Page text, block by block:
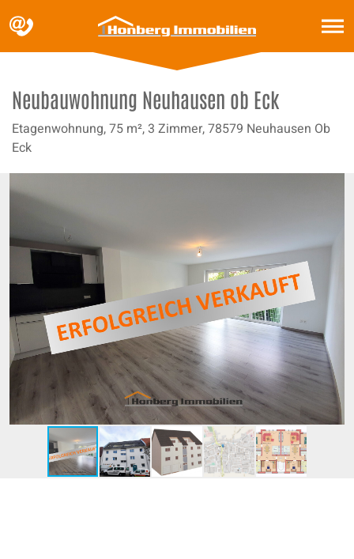
to
Neubauwohnung Neuhausen ob Eck
Etagenwohnung,75 m²,3 Zimmer,78579 Neuhausen Ob
Eck